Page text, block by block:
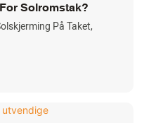
Solromstak?
På Taket,